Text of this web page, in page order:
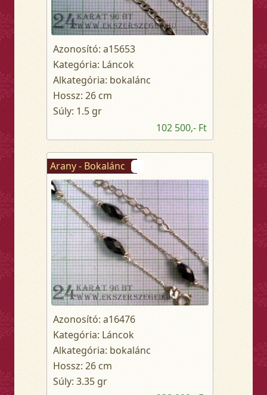
Azonosító: a15653
Kategória: Láncok
Alkategória: bokalánc
Hossz: 26 cm
Súly: 1.5 gr
102 500,- Ft
Arany - Bokalánc
Azonosító: a16476
Kategória: Láncok
Alkategória: bokalánc
Hossz: 26 cm
Súly: 3.35 gr